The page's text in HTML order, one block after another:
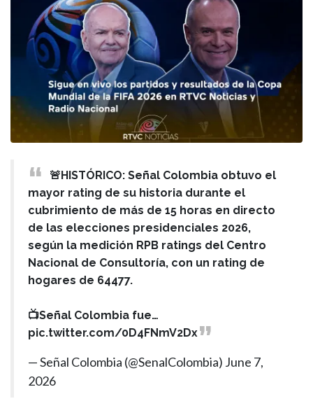
🚨HISTÓRICO: Señal Colombia obtuvo el
mayor rating de su historia durante el
cubrimiento de más de 15 horas en directo
de las elecciones presidenciales 2026,
según la medición RPB ratings del Centro
Nacional de Consultoría, con un rating de
hogares de 64477.
📺Señal Colombia fue…
pic.twitter.com/0D4FNmV2Dx
— Señal Colombia (@SenalColombia) June 7,
2026